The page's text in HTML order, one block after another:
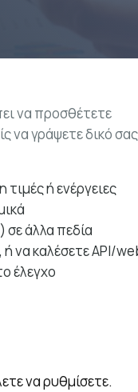
να προσθέτετε
να γράψετε δικό
ή ενέργειες
σε άλλα πεδία
να καλέσετε API/
έλεγχο
να ρυθμίσετε.